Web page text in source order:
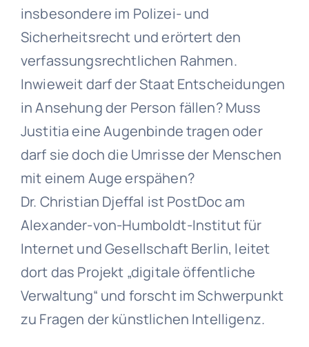
insbesondere im Polizei- und
Sicherheitsrecht und erörtert den
verfassungsrechtlichen Rahmen.
Inwieweit darf der Staat Entscheidungen
in Ansehung der Person fällen? Muss
Justitia eine Augenbinde tragen oder
darf sie doch die Umrisse der Menschen
mit einem Auge erspähen?
Dr. Christian Djeffal ist PostDoc am
Alexander-von-Humboldt-Institut für
Internet und Gesellschaft Berlin, leitet
dort das Projekt „digitale öffentliche
Verwaltung“ und forscht im Schwerpunkt
zu Fragen der künstlichen Intelligenz.